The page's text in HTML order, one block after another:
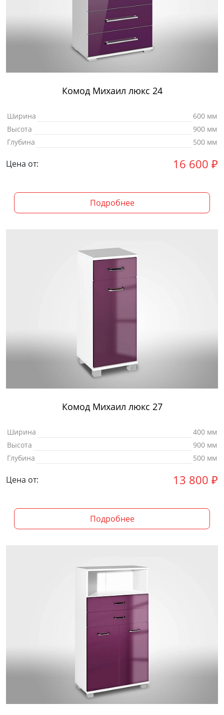
Комод Михаил люкс 24
Ширина
600 мм
Высота
900 мм
Глубина
500 мм
Цена от: 16 600 ₽
Подробнее
Комод Михаил люкс 27
Ширина
400 мм
Высота
900 мм
Глубина
500 мм
Цена от: 13 800 ₽
Подробнее